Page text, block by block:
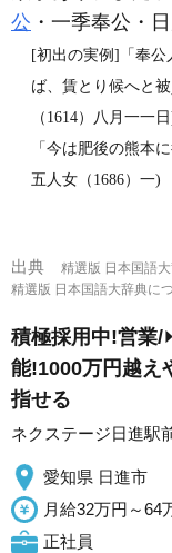
公 ・一季奉公・
[初出の実例]「奉公
ば、賃とり候へと被
（1614）八月一一
「今は肥後の熊本
五人女（1686）一)
出典
精選版 日本国語
精選版 日本国語大辞典
積極採用中!営業/
能!1000万円越え
指せる
ネクステージ日進駅
愛知県 日進市
月給32万円～64
正社員